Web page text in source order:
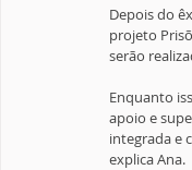
Depois do
projeto
serão
Enquanto
apoio e
integrada e
explica Ana.